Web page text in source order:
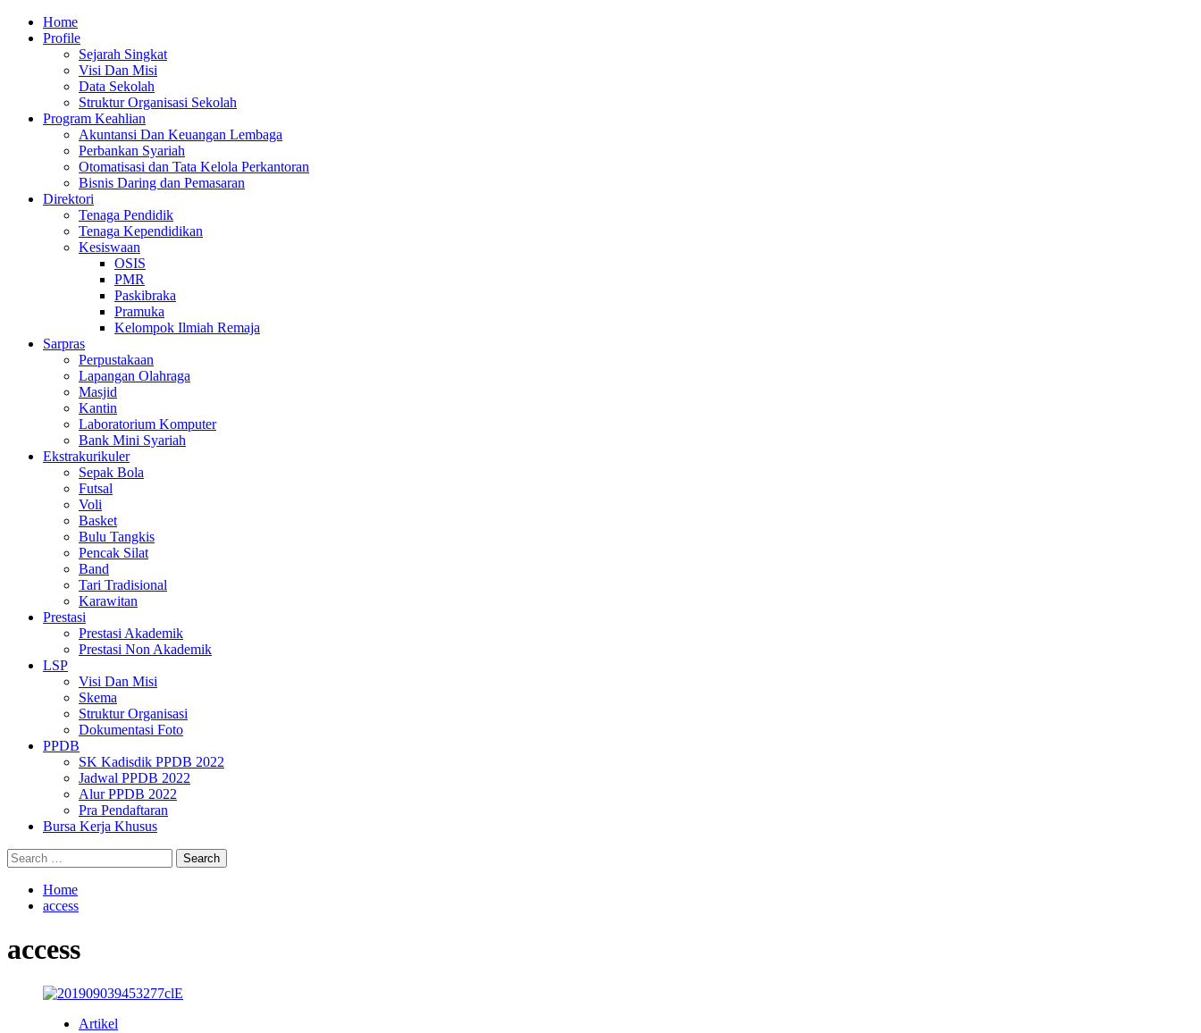
Skip
Primary
Menu
Home
Profile
Sejarah Singkat
Visi Dan Misi
Data Sekolah
Struktur Organisasi Sekolah
Program Keahlian
Akuntansi Dan Keuangan Lembaga
Perbankan Syariah
Otomatisasi dan Tata Kelola Perkantoran
Bisnis Daring dan Pemasaran
Direktori
Tenaga Pendidik
Tenaga Kependidikan
Kesiswaan
OSIS
PMR
Paskibraka
Pramuka
Kelompok Ilmiah Remaja
Sarpras
Perpustakaan
Lapangan Olahraga
Masjid
Kantin
Laboratorium Komputer
Bank Mini Syariah
Ekstrakurikuler
Sepak Bola
Futsal
Voli
Basket
Bulu Tangkis
Pencak Silat
Band
Tari Tradisional
Karawitan
Prestasi
Prestasi Akademik
Prestasi Non Akademik
LSP
Visi Dan Misi
Skema
Struktur Organisasi
Dokumentasi Foto
PPDB
SK Kadisdik PPDB 2022
Jadwal PPDB 2022
Alur PPDB 2022
Pra Pendaftaran
Bursa Kerja Khusus
Search
for:
Home
access
access
Artikel